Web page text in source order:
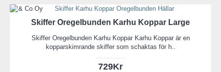
Skiffer Oregelbunden Karhu Koppar Large
Skiffer Oregelbunden Karhu Koppar Karhu Koppar är en
kopparskimrande skiffer som schaktas för h..
729Kr